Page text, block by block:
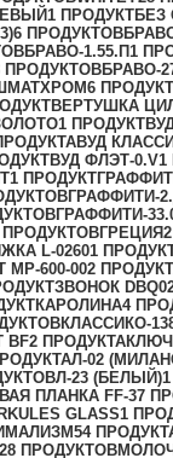
1 ПРОДУКТБЕЗ
6 ПРОДУКТОВ
БРАВО-1.55.П1
ПРОДУКТОВБРАВО-
6
ВЕРТУШКА
1 ПРОДУКТ
ВУД
ВУД ФЛЭТ-0.V1
1 ПРОДУКТ
ГРАФФИТИ-
ГРАФФИТИ-
ПРОДУКТОВГРЕЦИЯ
L-02601
600-002
ЗВОНОК
КАРОЛИНА4
КЛАССИКО-13
BF2 ПРОДУКТА
Л-02
Л-23 (БЕЛЫЙ)
ПЛАНКА FF-37
GLASS1
54
ПРОДУКТОВ